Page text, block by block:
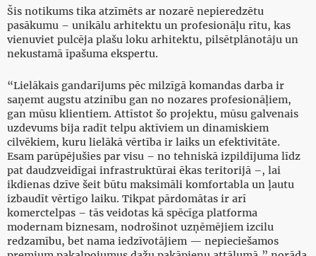
Šis notikums tika atzīmēts ar nozarē nepieredzētu
pasākumu – unikālu arhitektu un profesionāļu rītu, kas
vienuviet pulcēja plašu loku arhitektu, pilsētplānotāju un
nekustamā īpašuma ekspertu.
“Lielākais gandarījums pēc milzīgā komandas darba ir
saņemt augstu atzinību gan no nozares profesionāļiem,
gan mūsu klientiem. Attīstot šo projektu, mūsu galvenais
uzdevums bija radīt telpu aktīviem un dinamiskiem
cilvēkiem, kuru lielākā vērtība ir laiks un efektivitāte.
Esam parūpējušies par visu – no tehniskā izpildījuma līdz
pat daudzveidīgai infrastruktūrai ēkas teritorijā –, lai
ikdienas dzīve šeit būtu maksimāli komfortabla un ļautu
izbaudīt vērtīgo laiku. Tikpat pārdomātas ir arī
komerctelpas – tās veidotas kā spēcīga platforma
modernam biznesam, nodrošinot uzņēmējiem izcilu
redzamību, bet nama iedzīvotājiem — nepieciešamos